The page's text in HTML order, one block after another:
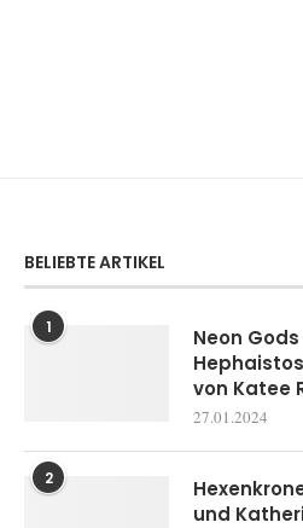
BELIEBTE ARTIKEL
1
Neon
von Katee
27.01.2024
2
und